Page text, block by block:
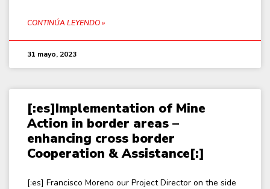
CONTINÚA LEYENDO »
31 mayo, 2023
[:es]Implementation of Mine
Action in border areas –
enhancing cross border
Cooperation & Assistance[:]
[:es] Francisco Moreno our Project Director on the side